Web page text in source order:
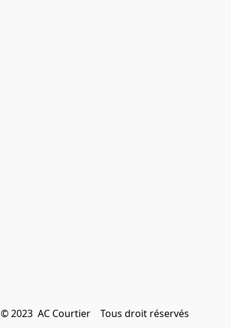
© 2023  AC Courtier    Tous droit réservés